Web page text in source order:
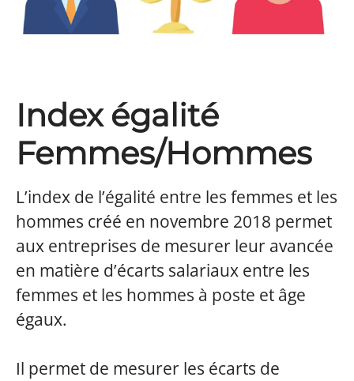
Index égalité
Femmes/Hommes
L’index de l’égalité entre les femmes et les
hommes créé en novembre 2018 permet
aux entreprises de mesurer leur avancée
en matière d’écarts salariaux entre les
femmes et les hommes à poste et âge
égaux.
Il permet de mesurer les écarts de